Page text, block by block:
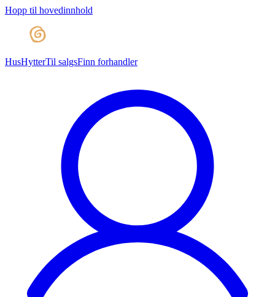
Hopp til hovedinnhold
HusHytterTil salgsFinn forhandler